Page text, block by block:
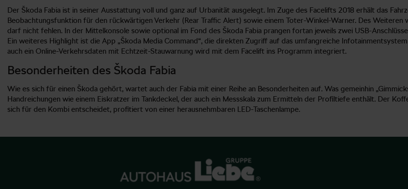
Der Škoda Fabia ist in seiner Ausstattung voll und ganz auf Urbanität ausgelegt. Im Zuge des Facelifts 2018 erhält das
Beobachtungsfunktion für den rückwärtigen Verkehr (Rear Traffic Alert) sowie einem Toter-Winkel-Warner. Des
darf nicht fehlen. In der Mittelkonsole sowie optional im Fond des Škoda Fabia prangen fortan jeweils zwei USB-
Ein weiteres Highlight ist die App „Škoda Media Command“, die direkten Zugriff auf das umfangreiche
auch ein Online-Verkehrsdaten mit Echtzeit-Stauwarnung wird mit dem Facelift ins Programm integriert.
Besonderheiten des Škoda Fabia
Wie es sich für einen Škoda gehört, wartet auch der Fabia mit einer Reihe an Besonderheiten auf. Was gemeinhin
Handreichungen wie einem Eiskratzer im Tankdeckel, der auch ein Messskala zum Ermitteln der Profiltiefe enthält. Der
sich für den Kombi entscheidet, profitiert von einer herausnehmbaren LED-Taschenlampe.